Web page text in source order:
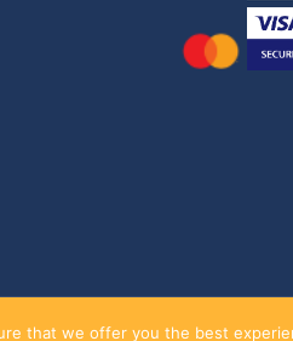
reserved.
that we offer you the best